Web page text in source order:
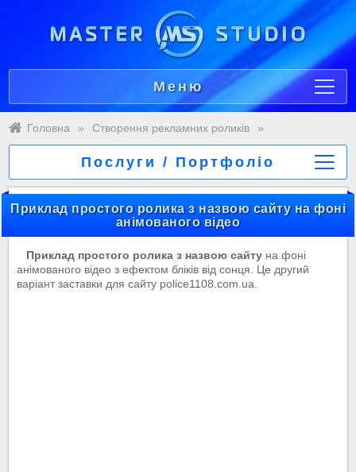
Меню
Головна » Створення рекламних роликів »
Послуги / Портфоліо
Приклад простого ролика з назвою сайту на фоні
анімованого відео
Приклад простого ролика з назвою сайтуна фоні
анімованого відео з ефектом бліків від сонця. Це другий
варіант заставки для сайту police1108.com.ua.